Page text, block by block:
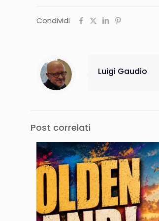
Condividi
Luigi Gaudio
Post correlati